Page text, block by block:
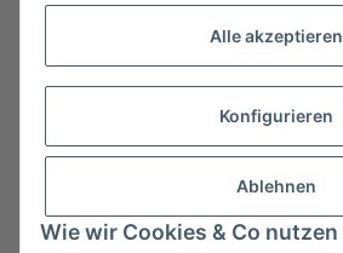
Alle akzeptieren
Konfigurieren
Ablehnen
Wie wir Cookies & Co nutzen